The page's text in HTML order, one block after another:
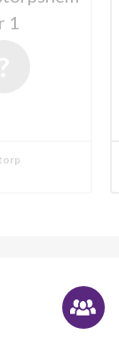
lägenheter